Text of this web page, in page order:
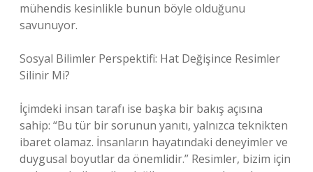
mühendis kesinlikle bunun böyle olduğunu
savunuyor.
Sosyal Bilimler Perspektifi: Hat Değişince Resimler
Silinir Mi?
İçimdeki insan tarafı ise başka bir bakış açısına
sahip: “Bu tür bir sorunun yanıtı, yalnızca teknikten
ibaret olamaz. İnsanların hayatındaki deneyimler ve
duygusal boyutlar da önemlidir.” Resimler, bizim için